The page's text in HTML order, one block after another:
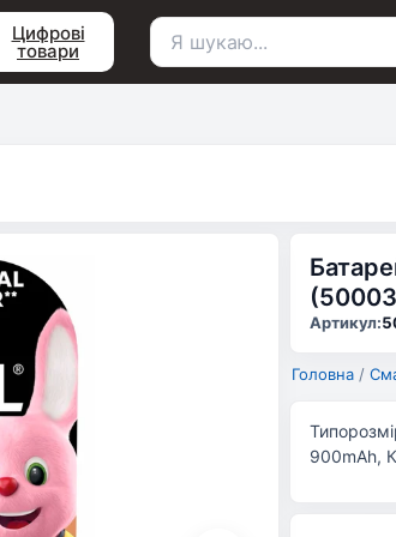
Цифрові
товари
Пошук
Артикул:
Головна /
900mAh,